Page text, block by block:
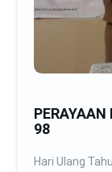
98
Hari Ulang